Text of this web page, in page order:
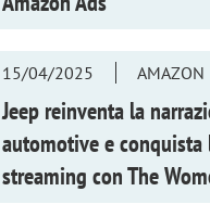
15/04/2025 AMAZON
Jeep reinventa la
automotive e conquista
streaming conThe